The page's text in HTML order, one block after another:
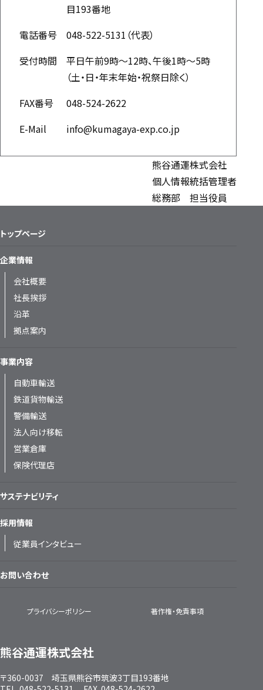
目193番地
電話番号
048-522-5131（代表）
受付時間
平日午前9時～12時、午後1時～5時
（土・日・年末年始・祝祭日除く）
FAX番号
048-524-2622
E-Mail
info@kumagaya-exp.co.jp
熊谷通運株式会社
個人情報統括管理者
総務部 担当役員
熊谷通運株式会社
〒360-0037 埼玉県熊谷市筑波3丁目193番地
トップページ
企業情報
会社概要
社長挨拶
沿革
拠点案内
事業内容
自動車輸送
鉄道貨物輸送
警備輸送
法人向け移転
営業倉庫
保険代理店
サステナビリティ
採用情報
従業員インタビュー
お問い合わせ
プライバシーポリシー 著作権・免責事項